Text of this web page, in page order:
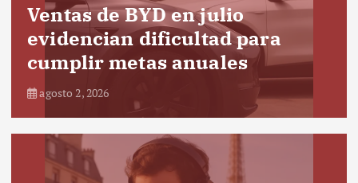
Ventas de BYD en julio
evidencian dificultad para
cumplir metas anuales
agosto 2, 2026